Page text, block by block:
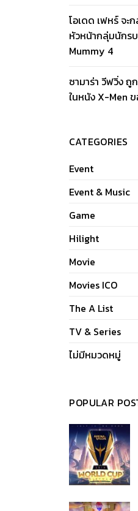
โอเดด เฟหร์ จะ
หัวหน้ากลุ่มนักร
Mummy 4
ซามาร่า วีฟวิ่ง ถู
ในหนัง X-Men ข
CATEGORIES
Event
Event & Music
Game
Hilight
Movie
Movies ICO
The A List
TV & Series
ไม่มีหมวดหมู่
POPULAR